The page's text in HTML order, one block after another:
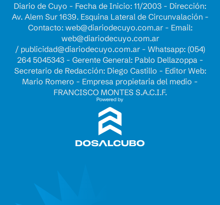
Diario de Cuyo - Fecha de Inicio: 11/2003 - Dirección:
Av. Alem Sur 1639. Esquina Lateral de Circunvalación -
Contacto: web@diariodecuyo.com.ar- Email:
web@diariodecuyo.com.ar
/ publicidad@diariodecuyo.com.ar- Whatsapp: (054)
264 5045343 - Gerente General: Pablo Dellazoppa -
Secretario de Redacción: Diego Castillo - Editor Web:
Mario Romero - Empresa propietaria del medio -
FRANCISCO MONTES S.A.C.I.F.